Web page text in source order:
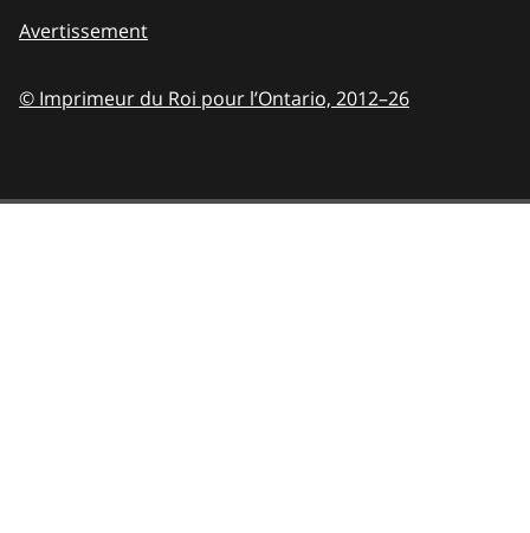
Avertissement
© Imprimeur du Roi pour l’Ontario, 2012–26